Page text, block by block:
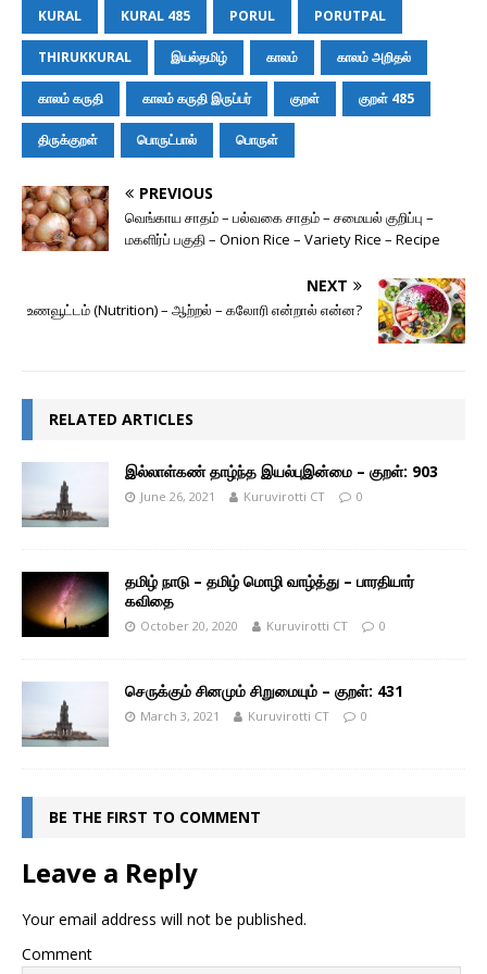
o
k
g
e
p
r
i
l
KURAL KURAL 485 PORUL PORUTPAL
THIRUKKURAL இயல்தமிழ் காலம் காலம் அறிதல்
காலம் கருதி காலம் கருதி இருப்பர் குறள் குறள் 485
திருக்குறள் பொருட்பால் பொருள்
PREVIOUS
வெங்காய சாதம் – பல்வகை சாதம் – சமையல் குறிப்பு –
மகளிர்ப் பகுதி – Onion Rice – Variety Rice – Recipe
NEXT
உணவூட்டம் (Nutrition) – ஆற்றல் – கலோரி என்றால் என்ன?
RELATED ARTICLES
இல்லாள்கண் தாழ்ந்த இயல்புஇன்மை – குறள்: 903
June 26, 2021 Kuruvirotti CT 0
தமிழ் நாடு – தமிழ் மொழி வாழ்த்து – பாரதியார்
கவிதை
October 20, 2020 Kuruvirotti CT 0
செருக்கும் சினமும் சிறுமையும் – குறள்: 431
March 3, 2021 Kuruvirotti CT 0
BE THE FIRST TO COMMENT
Leave a Reply
Your email address will not be published.
Comment